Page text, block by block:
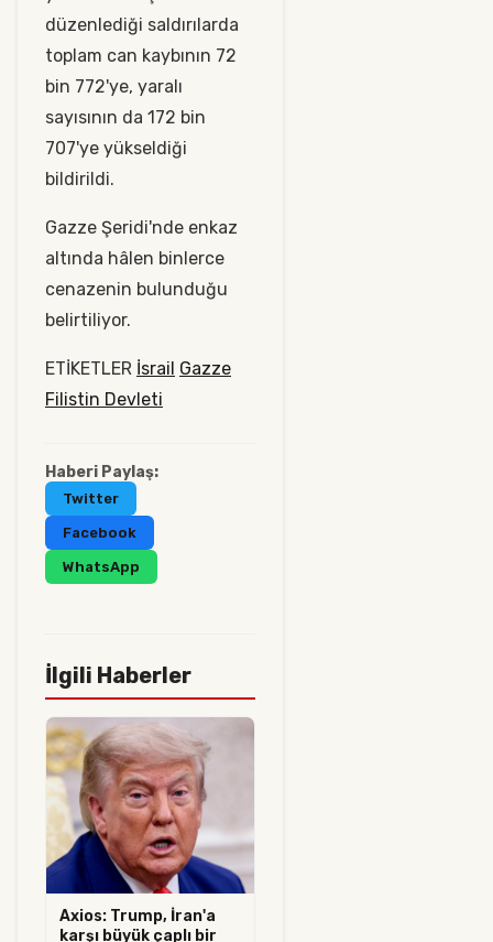
düzenlediği saldırılarda
toplam can kaybının 72
bin 772'ye, yaralı
sayısının da 172 bin
707'ye yükseldiği
bildirildi.
Gazze Şeridi'nde enkaz
altında hâlen binlerce
cenazenin bulunduğu
belirtiliyor.​​​​​​
ETİKETLER İsrail Gazze
Filistin Devleti
Haberi Paylaş:
Twitter
Facebook
WhatsApp
İlgili Haberler
Axios: Trump, İran'a
karşı büyük çaplı bir